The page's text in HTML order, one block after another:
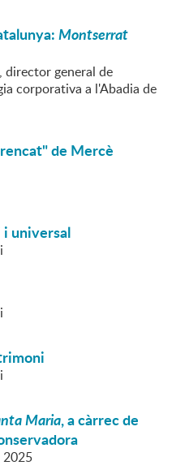
Montserrat
director general de
corporativa a l'Abadia de
de Mercè
i universal
Maria, a càrrec de
2025